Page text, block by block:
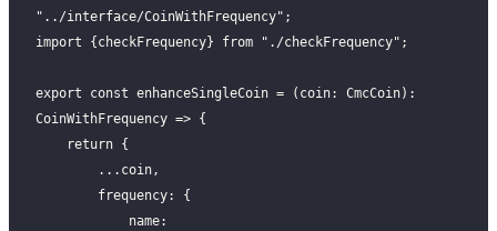
"../interface/CoinWithFrequency";
import {checkFrequency} from "./checkFrequency";
export const enhanceSingleCoin = (coin: CmcCoin):
CoinWithFrequency => {
    return {
        ...coin,
        frequency: {